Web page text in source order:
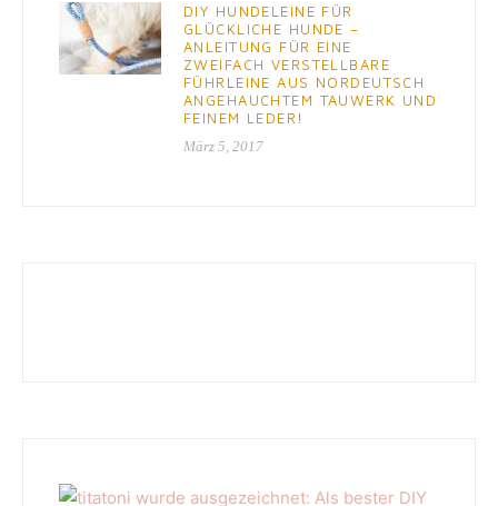
DIY HUNDELEINE FÜR
GLÜCKLICHE HUNDE –
ANLEITUNG FÜR EINE
ZWEIFACH VERSTELLBARE
FÜHRLEINE AUS NORDEUTSCH
ANGEHAUCHTEM TAUWERK UND
FEINEM LEDER!
März 5, 2017